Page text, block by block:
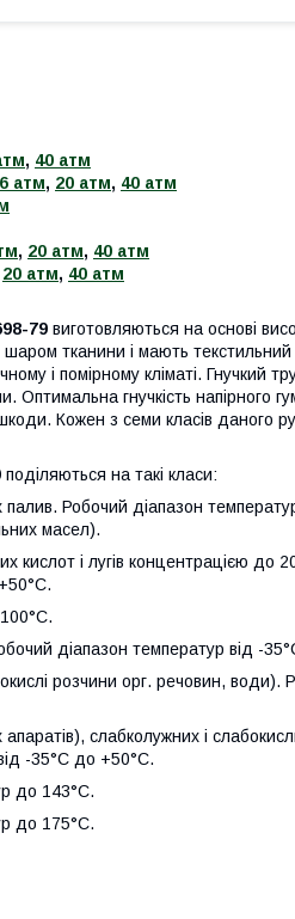
, 40 атм
атм, 20 атм, 40 атм
, 20 атм, 40 атм
20 атм, 40 атм
79 виготовляються на основі
тканини і мають текстильний
і помірному кліматі. Гнучкий
Оптимальна гнучкість напірного
Кожен з семи класів даного
поділяються на такі класи:
Робочий діапазон
масел).
кислот і лугів концентрацією до
діапазон температур від -
розчини орг. речовин, води).
слабколужних і
-35°С до +50°С.
до 143°С.
до 175°С.